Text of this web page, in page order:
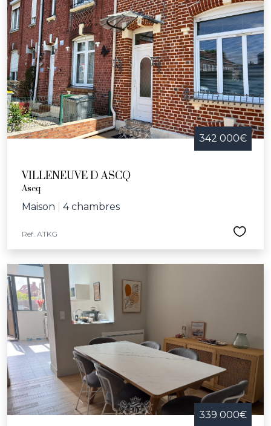
342 000€
VILLENEUVE D ASCQ
Ascq
Maison 4 chambres
Réf. ATKG
339 000€